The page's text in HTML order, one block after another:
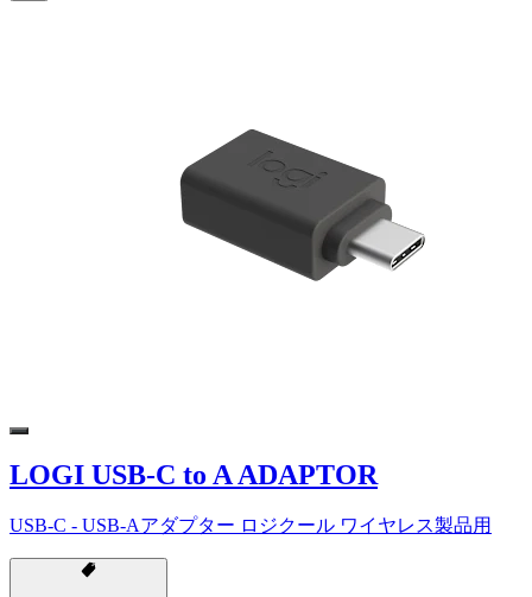
LOGI USB-C to A ADAPTOR
USB-C - USB-Aアダプター ロジクール ワイヤレス製品用